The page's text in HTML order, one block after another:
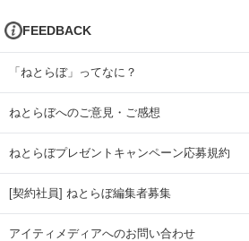
FEEDBACK
「ねとらぼ」ってなに？
ねとらぼへのご意見・ご感想
ねとらぼプレゼントキャンペーン応募規約
[契約社員] ねとらぼ編集者募集
アイティメディアへのお問い合わせ